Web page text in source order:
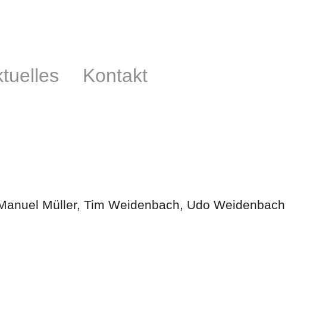
Kontakt
Müller, Tim Weidenbach, Udo Weidenbach